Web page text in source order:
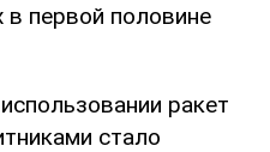
первой половине
ракет
стало